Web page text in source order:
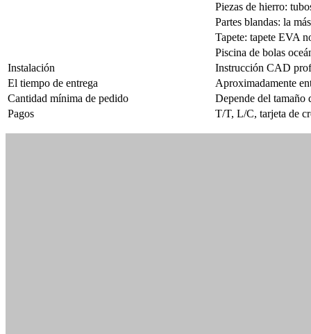
Piezas de hierro:
Partes blandas: la
Tapete: tapete EVA
Piscina de bolas
Instalación
Instrucción CAD
El tiempo de entrega
Aproximadamente
Cantidad mínima de pedido
Depende del tamaño
Pagos
T/T, L/C, tarjeta de